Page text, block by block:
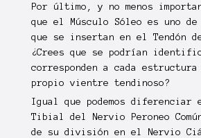
Por último, y no menos
que el Músculo Sóleo es uno
que se insertan en el Tendón
¿Crees que se podrían
corresponden a cada
propio vientre tendinoso?
Igual que podemos diferenciar
Tibial del Nervio Peroneo
de su división en el Nervio